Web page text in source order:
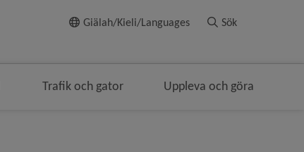
Till innehålletGiälah/Kieli/Languages Sök
Trafik och gator Uppleva och göra